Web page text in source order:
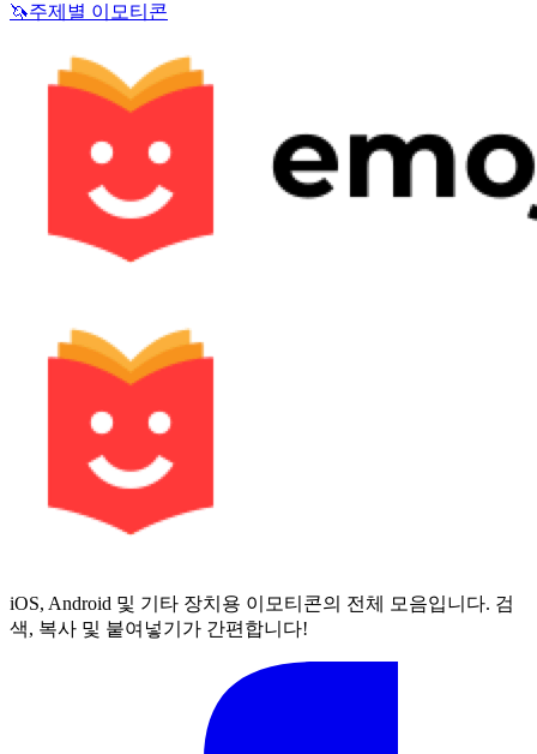
🦄주제별 이모티콘
iOS, Android 및 기타 장치용 이모티콘의 전체 모음입니다. 검
색, 복사 및 붙여넣기가 간편합니다!